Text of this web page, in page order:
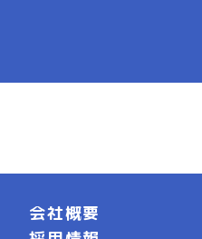
会社概要